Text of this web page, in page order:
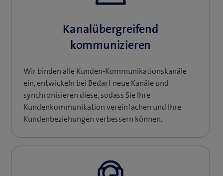
Kanalübergreifend
kommunizieren
Wir binden alle Kunden-Kommunikationskanäle
ein, entwickeln bei Bedarf neue Kanäle und
synchronisieren diese, sodass Sie Ihre
Kundenkommunikation vereinfachen und Ihre
Kundenbeziehungen verbessern können.